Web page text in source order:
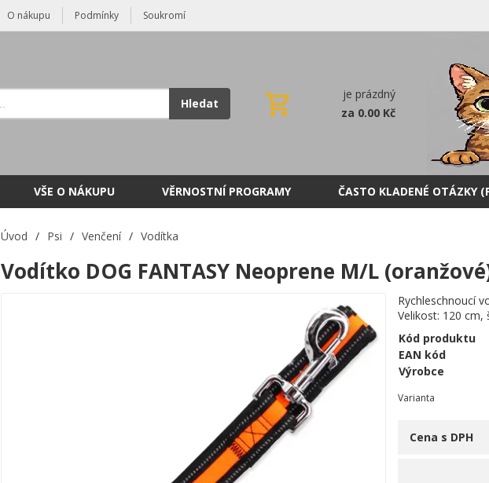
O nákupu Podmínky Soukromí
Hledat
je prázdný
za 0.00 Kč
VŠE O NÁKUPU VĚRNOSTNÍ PROGRAMY ČASTO KLADENÉ OTÁZKY
Úvod / Psi / Venčení / Vodítka
Vodítko DOG FANTASY Neoprene M/L
Rychleschnoucí
Velikost: 120 cm,
Kód produktu
EAN kód
Výrobce
Varianta
Cena s DPH